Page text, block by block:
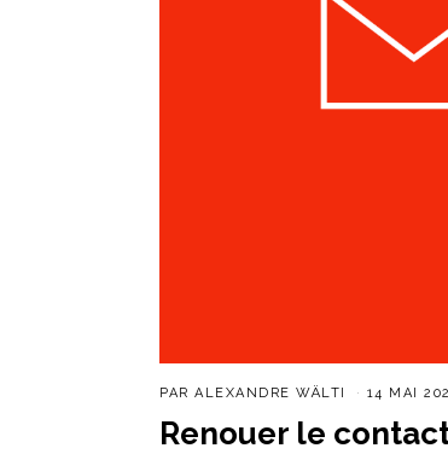
PAR ALEXANDRE WÄLTI 14 MAI
Renouer le